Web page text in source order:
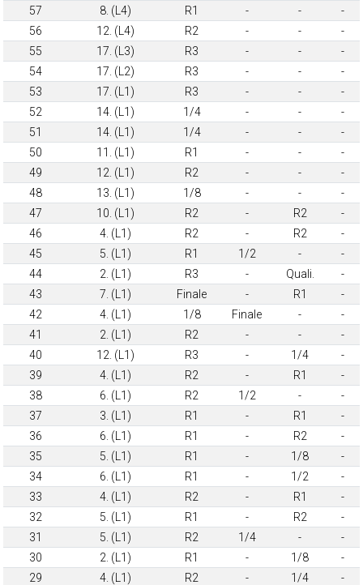
57
8. (L4) R1 - -
-
56
12. (L4) R2 - -
-
55
17. (L3) R3 - -
-
54
17. (L2) R3 - -
-
53
17. (L1) R3 - -
-
52
14. (L1) 1/4 - -
-
51
14. (L1) 1/4 - -
-
50
11. (L1) R1 - -
-
49
12. (L1) R2 - -
-
48
13. (L1) 1/8 - -
-
47
10. (L1) R2 - R2
-
46
4. (L1) R2 - R2
-
45
5. (L1) R1 1/2 -
-
44
2. (L1) R3 - Quali.
-
43
7. (L1) Finale - R1
-
42
4. (L1) 1/8 Finale -
-
41
2. (L1) R2 - -
-
40
12. (L1) R3 - 1/4
-
39
4. (L1) R2 - R1
-
38
6. (L1) R2 1/2 -
-
37
3. (L1) R1 - R1
-
36
6. (L1) R1 - R2
-
35
5. (L1) R1 - 1/8
-
34
6. (L1) R1 - 1/2
-
33
4. (L1) R2 - R1
-
32
5. (L1) R1 - R2
-
31
5. (L1) R2 1/4 -
-
30
2. (L1) R1 - 1/8
-
29
4. (L1) R2 - 1/4
-